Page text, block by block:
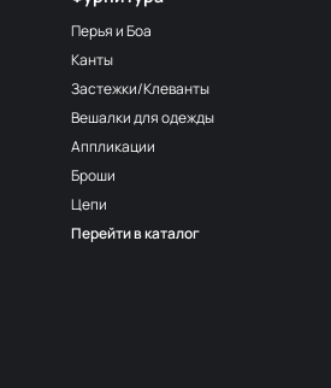
Перья и Боа
Канты
Застежки/Клеванты
Вешалки для одежды
Аппликации
Броши
Цепи
Перейти в каталог